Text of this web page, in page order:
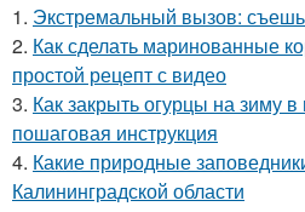
1. Экстремальный вызов:
2. Как сделать маринованные
простой рецепт с видео
3. Как закрыть огурцы на зиму
пошаговая инструкция
4. Какие природные
Калининградской области